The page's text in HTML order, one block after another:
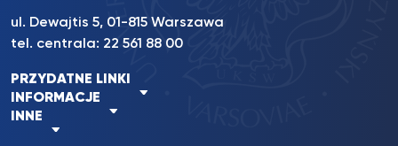
ul. Dewajtis 5, 01-815 Warszawa
tel. centrala: 22 561 88 00
PRZYDATNE LINKI
INFORMACJE
INNE